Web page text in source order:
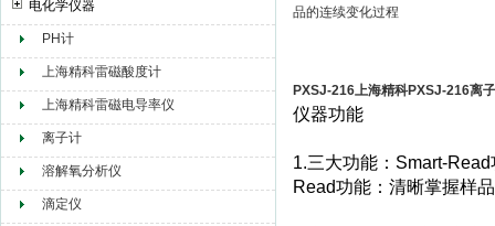
电化学仪器
PH计
上海精科雷磁酸度计
上海精科雷磁电导率仪
离子计
溶解氧分析仪
滴定仪
品的连续变化过程
PXSJ-216上海精科PXSJ-216离
仪器功能
1.三大功能： Smart-Read
Read功能：清晰掌握样